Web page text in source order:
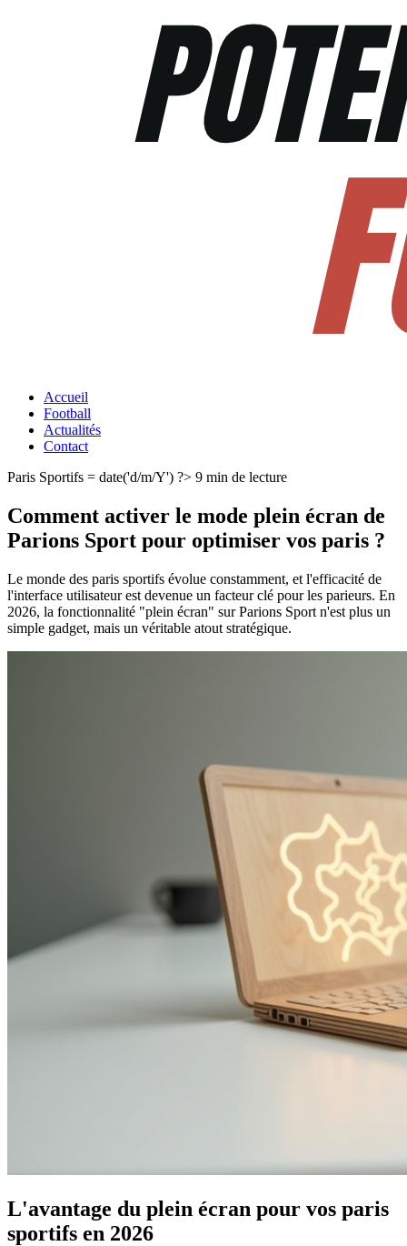
Accueil
Football
Actualités
Contact
Paris Sportifs = date('d/m/Y') ?> 9 min de lecture
Comment activer le mode plein écran de
Parions Sport pour optimiser vos paris ?
Le monde des paris sportifs évolue constamment, et l'efficacité de
l'interface utilisateur est devenue un facteur clé pour les parieurs. En
2026, la fonctionnalité "plein écran" sur Parions Sport n'est plus un
simple gadget, mais un véritable atout stratégique.
L'avantage du plein écran pour vos paris
sportifs en 2026